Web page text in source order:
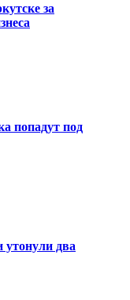
за
попадут под
утонули два